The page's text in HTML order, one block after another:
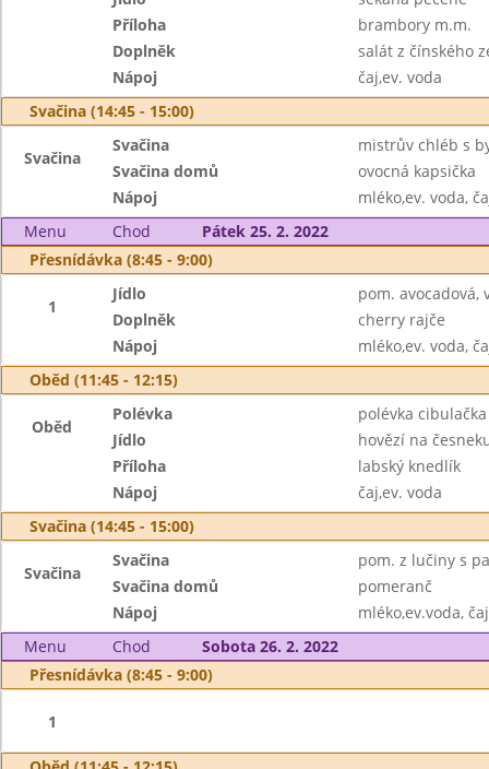
Příloha
brambory m.m.
Doplněk
salát z čínského
Nápoj
čaj,ev. voda
Svačina (14:45 - 15:00)
Svačina
Svačina
mistrův chléb s
Svačina domů
ovocná kapsička
Nápoj
mléko,ev. voda,
Menu
Chod
Pátek 25. 2. 2022
Přesnídávka (8:45 - 9:00)
1
Jídlo
pom. avocadová,
Doplněk
cherry rajče
Nápoj
mléko,ev. voda,
Oběd (11:45 - 12:15)
Oběd
Polévka
polévka cibulačka
Jídlo
hovězí na
Příloha
labský knedlík
Nápoj
čaj,ev. voda
Svačina (14:45 - 15:00)
Svačina
Svačina
pom. z lučiny s
Svačina domů
pomeranč
Nápoj
mléko,ev.voda, čaj
Menu
Chod
Sobota 26. 2. 2022
Přesnídávka (8:45 - 9:00)
1